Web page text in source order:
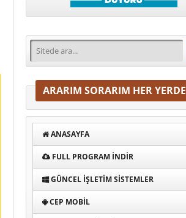
ARARIM SORARIM HER YERDE
ANASAYFA
FULL PROGRAM INDIR
GÜNCEL İŞLETIM SISTEMLER
CEP MOBIL